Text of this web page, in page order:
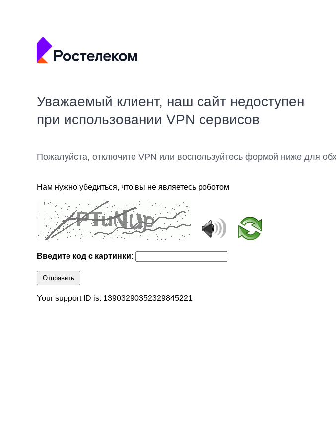
Уважаемый клиент, наш сайт недоступен
при использовании VPN сервисов
Пожалуйста, отключите VPN или воспользуйтесь формой ниже для
Нам нужно убедиться, что вы не являетесь роботом
Введите код с картинки:
Отправить
Your support ID is: 13903290352329845221